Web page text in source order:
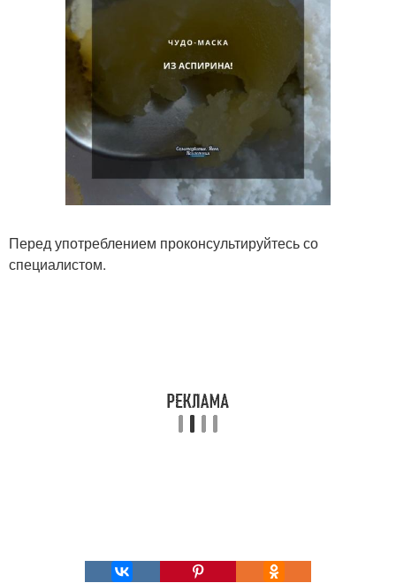
Перед употреблением проконсультируйтесь со
специалистом.